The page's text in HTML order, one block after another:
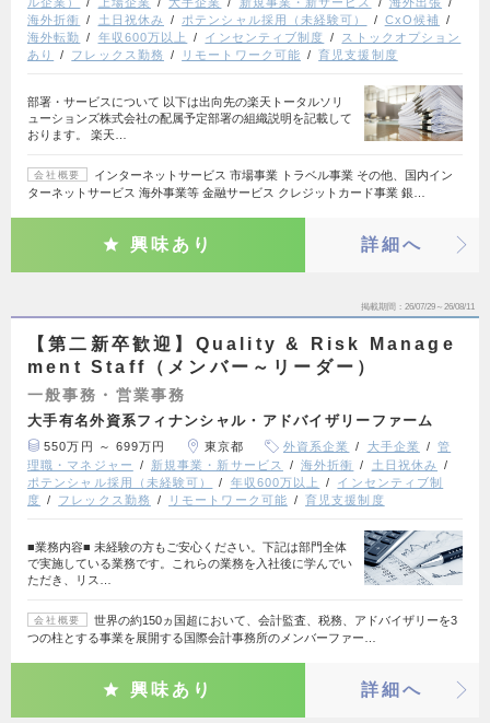
海外折衝
土日祝休み ポテンシャル採用（未経験可）
CxO候補
海外転勤
年収600万以上 インセンティブ制度
ストックオプション
あり
フレックス勤務 リモートワーク可能 育児支援制度
部署・サービスについて 以下は出向先の楽天トータルソリ
ューションズ株式会社の配属予定部署の組織説明を記載して
おります。 楽天…
会社概要
インターネットサービス 市場事業 トラベル事業 その他、国内イン
ターネットサービス 海外事業等 金融サービス クレジットカード事業 銀…
興味あり 詳細へ
掲載期間 26/07/29～26/08/11
【第二新卒歓迎】Quality & Risk Manage
ment Staff（メンバー～リーダー）
一般事務・営業事務
大手有名外資系フィナンシャル・アドバイザリーファーム
550万円 ～ 699万円 東京都 外資系企業 大手企業
管
理職・マネジャー
新規事業・新サービス 海外折衝
土日祝休み
ポテンシャル採用（未経験可）
年収600万以上
インセンティブ制
度
フレックス勤務 リモートワーク可能 育児支援制度
■業務内容■ 未経験の方もご安心ください。下記は部門全体
で実施している業務です。これらの業務を入社後に学んでい
ただき、リス…
会社概要
世界の約150ヵ国超において、会計監査、税務、アドバイザリーを3
つの柱とする事業を展開する国際会計事務所のメンバーファー…
興味あり 詳細へ